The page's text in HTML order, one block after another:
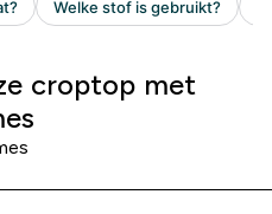
croptop met